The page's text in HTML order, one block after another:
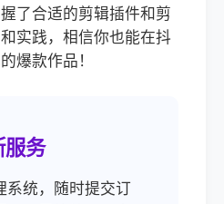
了合适的剪辑插件和剪
实践，相信你也能在抖
爆款作品！
服务
系统，随时提交订